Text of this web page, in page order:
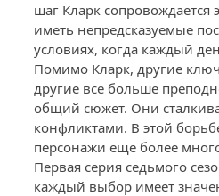
шаг Кларк сопровождается
иметь непредсказуемые
условиях, когда каждый
Помимо Кларк, другие
другие все больше
общий сюжет. Они
конфликтами. В этой
персонажи еще более
Первая серия седьмого
каждый выбор имеет